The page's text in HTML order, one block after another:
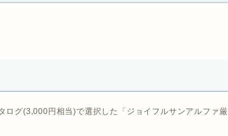
ログ(3,000円相当)で選択した「ジョイフルサンアルファ厳